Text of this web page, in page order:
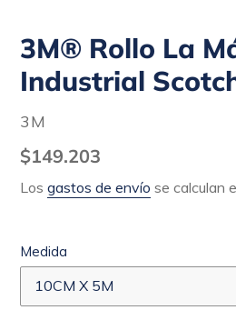
3M® Rollo La
Industrial
PROVEEDOR
3M
Precio
habitual
$149.203
Los gastos de envío se calculan
Medida